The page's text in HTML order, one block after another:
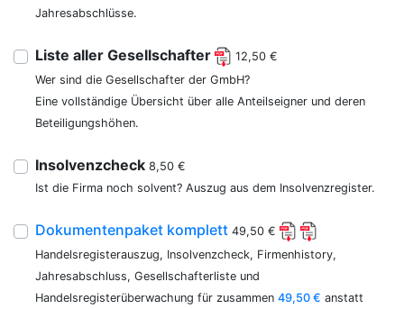
Jahresabschlüsse.
Liste aller Gesellschafter
12,50 €
Wer sind die Gesellschafter der GmbH?
Eine vollständige Übersicht über alle Anteilseigner und deren
Beteiligungshöhen.
Insolvenzcheck 8,50 €
Ist die Firma noch solvent? Auszug aus dem Insolvenzregister.
Dokumentenpaket komplett 49,50 €
Handelsregisterauszug, Insolvenzcheck, Firmenhistory,
Jahresabschluss, Gesellschafterliste und
Handelsregisterüberwachung für zusammen 49,50 € anstatt